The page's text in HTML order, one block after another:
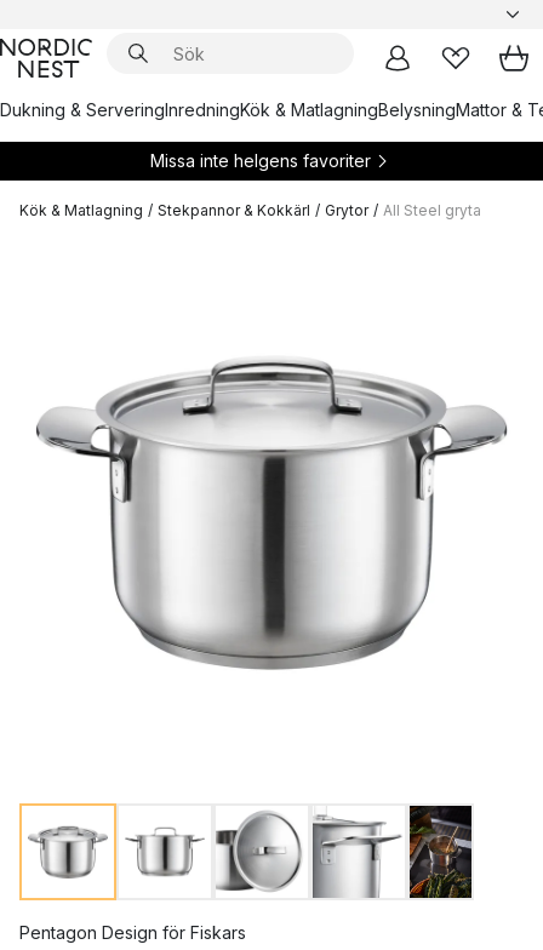
Dukning & ServeringInredningKök & MatlagningBelysningMattor &
Missa inte helgens favoriter
Kök & Matlagning / Stekpannor & Kokkärl / Grytor / All Steel gryta
Pentagon Design för Fiskars